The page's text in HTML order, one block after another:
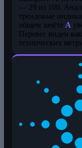
— 29 из 100.
трендовые
общем зачёте A
Перевес виден
технических